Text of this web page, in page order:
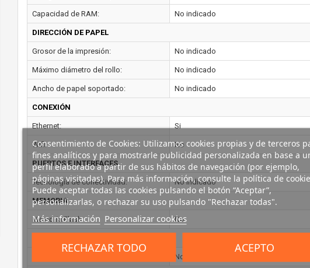
Capacidad de RAM: No indicado
DIRECCIÓN DE PAPEL
Grosor de la impresión: No indicado
Máximo diámetro del rollo: No indicado
Ancho de papel soportado: No indicado
CONEXIÓN
Ethernet: Si
Wifi: No
PUERTOS E INTERFACES
Tecnología de conectividad: No indicado
MEMORIA
Memoria Flash: No
No
Consentimiento de Cookies: Utilizamos cookies propias y de terceros
fines analíticos y para mostrarle publicidad personalizada en base a
perfil elaborado a partir de sus hábitos de navegación (por ejemplo,
páginas visitadas). Para más información, consulte la política de
Puede aceptar todas las cookies pulsando el botón “Aceptar”,
personalizarlas, o rechazar su uso pulsando "Rechazar todas".
Más información Personalizar cookies
RECHAZAR TODO ACEPTO